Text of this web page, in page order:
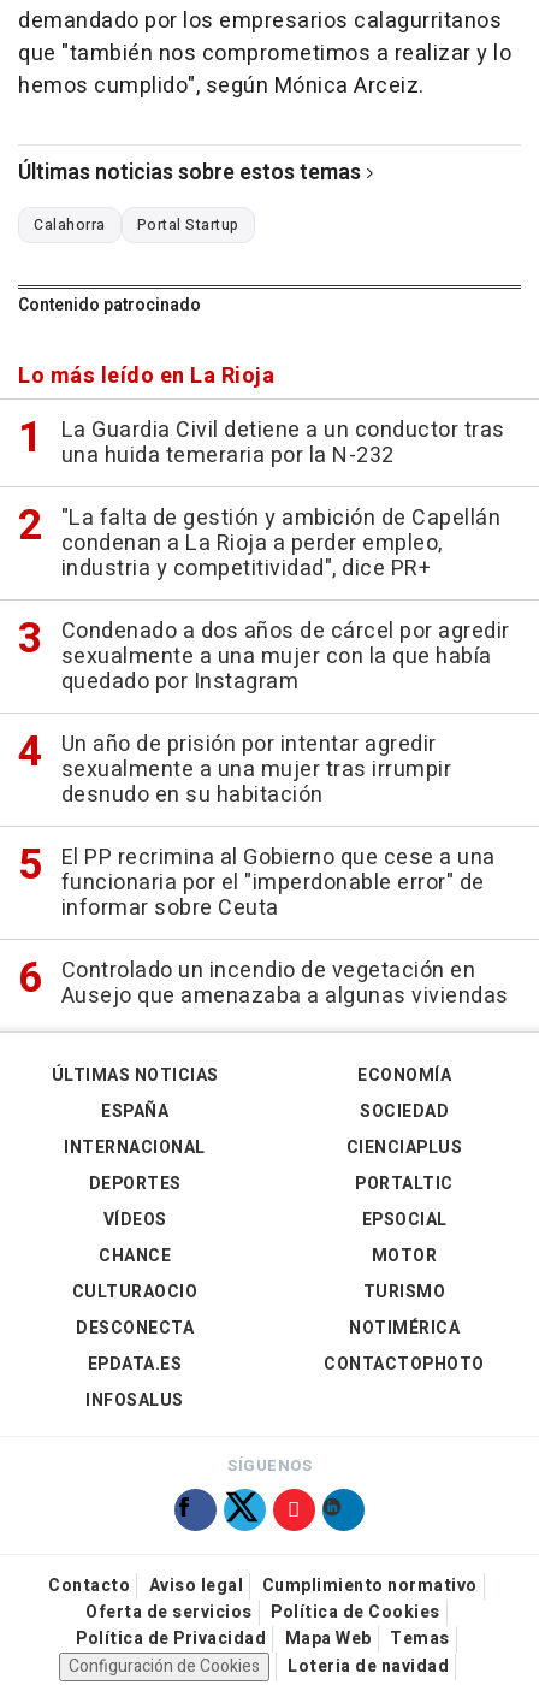
demandado por los empresarios calagurritanos
que "también nos comprometimos a realizar y lo
hemos cumplido", según Mónica Arceiz.
Últimas noticias sobre estos temas
Calahorra Portal Startup
Contenido patrocinado
Lo más leído en La Rioja
La Guardia Civil detiene a un conductor tras
una huida temeraria por la N-232
"La falta de gestión y ambición de Capellán
condenan a La Rioja a perder empleo,
industria y competitividad", dice PR+
Condenado a dos años de cárcel por agredir
sexualmente a una mujer con la que había
quedado por Instagram
Un año de prisión por intentar agredir
sexualmente a una mujer tras irrumpir
desnudo en su habitación
El PP recrimina al Gobierno que cese a una
funcionaria por el "imperdonable error" de
informar sobre Ceuta
Controlado un incendio de vegetación en
Ausejo que amenazaba a algunas viviendas
ÚLTIMAS NOTICIAS
ESPAÑA
INTERNACIONAL
DEPORTES
VÍDEOS
ECONOMÍA
SOCIEDAD
CIENCIAPLUS
PORTALTIC
EPSOCIAL
CHANCE
CULTURAOCIO
DESCONECTA
EPDATA.ES
INFOSALUS
MOTOR
TURISMO
NOTIMÉRICA
CONTACTOPHOTO
SÍGUENOS
Contacto Aviso legal
Cumplimiento normativo
Oferta de servicios
Política de Cookies
Política de Privacidad
Mapa Web
Temas
Configuración de Cookies
Loteria de navidad